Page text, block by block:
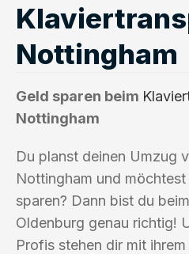
Nottingham
Geld sparen beim
Nottingham
Du planst deinen Umzug
Nottingham und
sparen? Dann bist du
Oldenburg genau richtig!
Profis stehen dir mit